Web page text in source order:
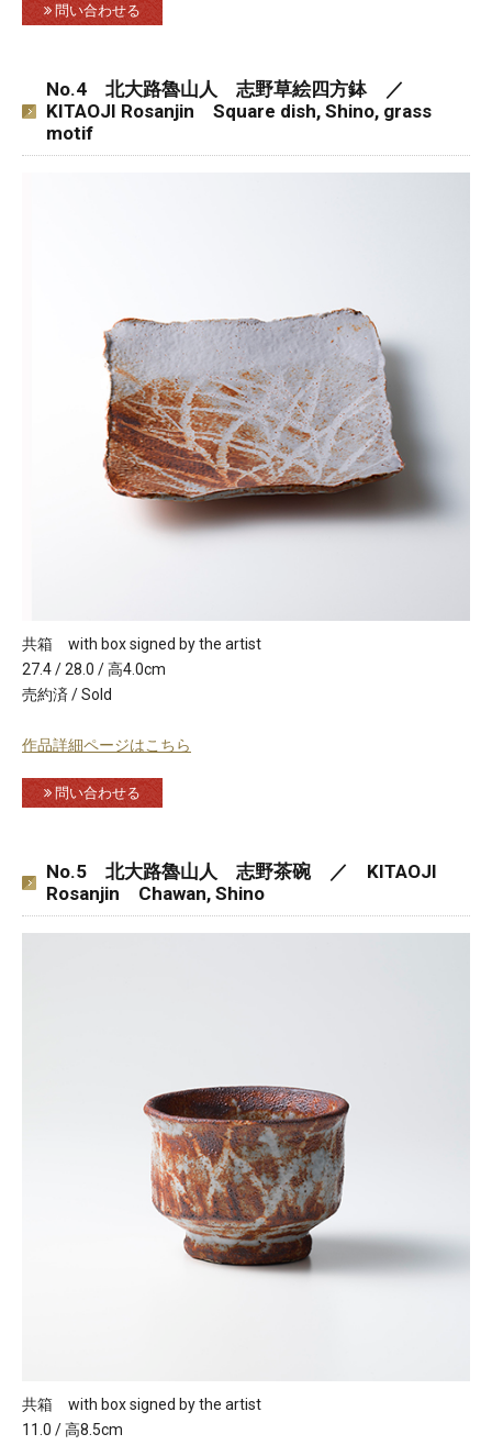
問い合わせる
No.4 北大路魯山人 志野草絵四方鉢 ／
KITAOJI Rosanjin Square dish, Shino, grass
motif
共箱 with box signed by the artist
27.4 / 28.0 / 高4.0cm
売約済 / Sold
作品詳細ページはこちら
問い合わせる
No.5 北大路魯山人 志野茶碗 ／ KITAOJI
Rosanjin Chawan, Shino
共箱 with box signed by the artist
11.0 / 高8.5cm